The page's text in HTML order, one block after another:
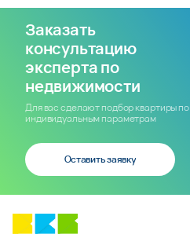
Заказать
консультацию
эксперта по
недвижимости
Для вас сделают подбор квартиры по
индивидуальным параметрам
Оставить заявку